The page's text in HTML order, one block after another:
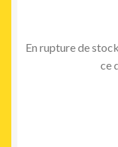
En rupture de
ce